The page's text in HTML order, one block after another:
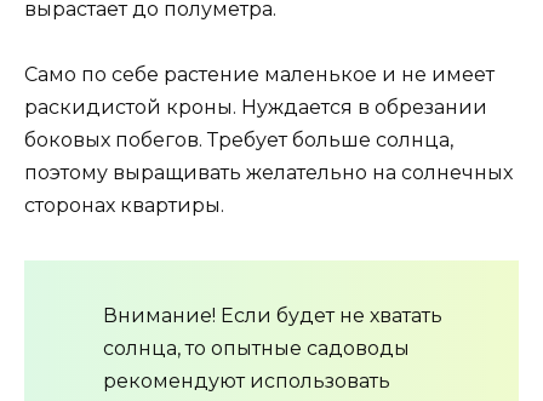
вырастает до полуметра.
Само по себе растение маленькое и не имеет
раскидистой кроны. Нуждается в обрезании
боковых побегов. Требует больше солнца,
поэтому выращивать желательно на солнечных
сторонах квартиры.
Внимание! Если будет не хватать
солнца, то опытные садоводы
рекомендуют использовать